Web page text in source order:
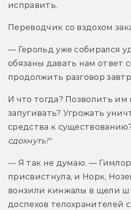
исправить.
Переводчик со вздохом
— Герольд уже собирался
обязаны давать нам ответ
продолжить разговор
И что тогда? Позволить
запугивать? Угрожать
средства к
сдохнуть!"
— Я так не думаю. —
присвистнула, и Норк,
вонзили кинжалы в щели
доспехов телохранителей